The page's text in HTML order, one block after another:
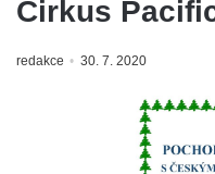
Cirkus
redakce 30. 7. 2020